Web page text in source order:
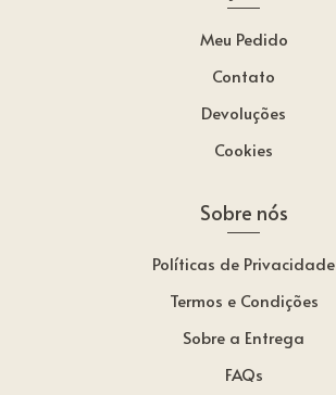
Meu Pedido
Contato
Devoluções
Cookies
Sobre nós
Políticas de Privacidade
Termos e Condições
Sobre a Entrega
FAQs